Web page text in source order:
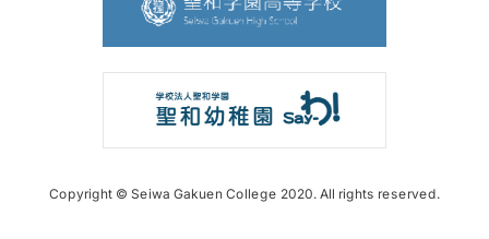
Copyright © Seiwa Gakuen College 2020. All rights reserved.